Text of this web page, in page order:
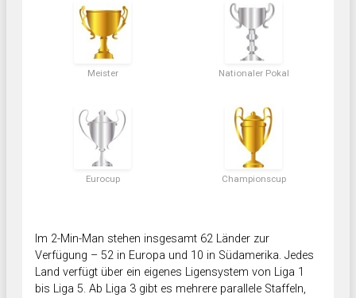
Meister Nationaler Pokal
Eurocup Championscup
Im 2-Min-Man stehen insgesamt 62 Länder zur
Verfügung – 52 in Europa und 10 in Südamerika. Jedes
Land verfügt über ein eigenes Ligensystem von Liga 1
bis Liga 5. Ab Liga 3 gibt es mehrere parallele Staffeln,